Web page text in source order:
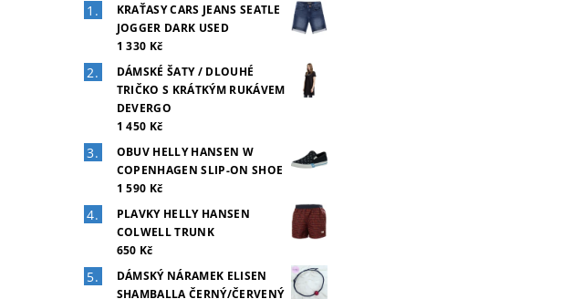
KRAŤASY CARS JEANS SEATLE
JOGGER DARK USED
1 330 Kč
DÁMSKÉ ŠATY / DLOUHÉ
TRIČKO S KRÁTKÝM RUKÁVEM
DEVERGO
1 450 Kč
OBUV HELLY HANSEN W
COPENHAGEN SLIP-ON SHOE
1 590 Kč
PLAVKY HELLY HANSEN
COLWELL TRUNK
650 Kč
DÁMSKÝ NÁRAMEK ELISEN
SHAMBALLA ČERNÝ/ČERVENÝ